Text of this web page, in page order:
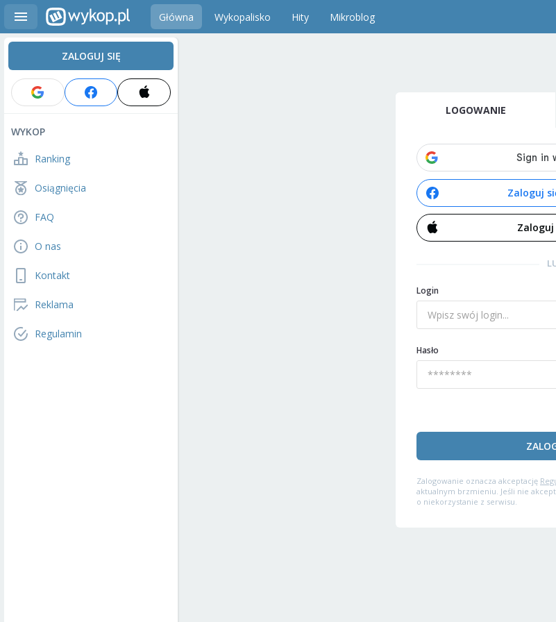
Główna Wykopalisko Hity Mikroblog
ZALOGUJ SIĘ
WYKOP
Ranking
Osiągnięcia
FAQ
O nas
Kontakt
Reklama
Regulamin
LOGOWANIE
Zaloguj
Zaloguj
Login
Hasło
Zalogowanie oznacza akceptację
aktualnym brzmieniu. Jeśli nie
o niekorzystanie z serwisu.